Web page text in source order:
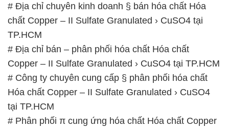
# Địa chỉ chuyên kinh doanh § bán hóa chất Hóa
chất Copper – II Sulfate Granulated › CuSO4 tại
TP.HCM
# Địa chỉ bán – phân phối hóa chất Hóa chất
Copper – II Sulfate Granulated › CuSO4 tại TP.HCM
# Công ty chuyên cung cấp § phân phối hóa chất
Hóa chất Copper – II Sulfate Granulated › CuSO4
tại TP.HCM
# Phân phối π cung ứng hóa chất Hóa chất Copper